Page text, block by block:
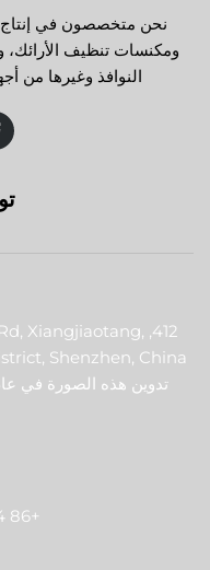
نحن متخصصون في إنتاج
ومكنسات تنظيف
النوافذ وغيرها من
Rd, Xiangjiaotang,
تدوين هذه الصورة في عام 2011 في منطقة الشنجان،
+86 134 8025 5980